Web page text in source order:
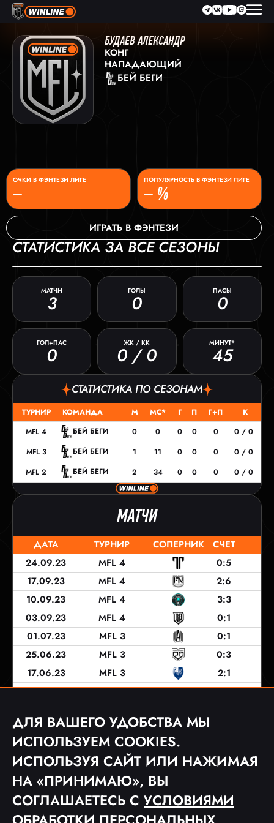
БУДАЕВ АЛЕКСАНДР
КОНГ
НАПАДАЮЩИЙ
БЕЙ БЕГИ
–
ОЧКИ В ФЭНТЕЗИ ЛИГЕ
– %
ПОПУЛЯРНОСТЬ В ФЭНТЕЗИ ЛИГЕ
ИГРАТЬ В ФЭНТЕЗИ
СТАТИСТИКА ЗА ВСЕ СЕЗОНЫ
МАТЧИ
3
ГОЛЫ
0
ПАСЫ
0
ГОЛ+ПАС
0
ЖК / КК
0 / 0
МИНУТ*
45
СТАТИСТИКА ПО СЕЗОНАМ
ТУРНИР КОМАНДА М МС* Г П Г+П
К
MFL 4
БЕЙ БЕГИ 0 0 0 0 0
0 / 0
MFL 3
БЕЙ БЕГИ 1 11 0 0 0
0 / 0
MFL 2
БЕЙ БЕГИ 2 34 0 0 0 0 / 0
МАТЧИ
ДАТА ТУРНИР СОПЕРНИК
СЧЕТ
24.09.23
MFL 4
0:5
17.09.23
MFL 4
2:6
10.09.23
MFL 4
3:3
03.09.23
MFL 4
0:1
01.07.23
MFL 3
0:1
25.06.23
MFL 3
0:3
17.06.23
MFL 3
2:1
11.06.23
MFL 3
3:2
27.05.23
MFL 3
1 2
ДЛЯ ВАШЕГО УДОБСТВА МЫ
ИСПОЛЬЗУЕМ COOKIES.
ИСПОЛЬЗУЯ САЙТ ИЛИ НАЖИМАЯ
НА «ПРИНИМАЮ», ВЫ
СОГЛАШАЕТЕСЬ С УСЛОВИЯМИ